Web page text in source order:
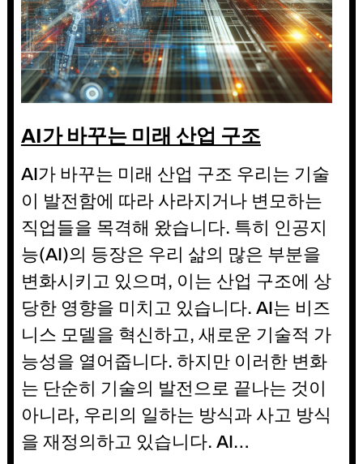
AI가 바꾸는 미래 산업 구조
AI가 바꾸는 미래 산업 구조 우리는 기술
이 발전함에 따라 사라지거나 변모하는
직업들을 목격해 왔습니다. 특히 인공지
능(AI)의 등장은 우리 삶의 많은 부분을
변화시키고 있으며, 이는 산업 구조에 상
당한 영향을 미치고 있습니다. AI는 비즈
니스 모델을 혁신하고, 새로운 기술적 가
능성을 열어줍니다. 하지만 이러한 변화
는 단순히 기술의 발전으로 끝나는 것이
아니라, 우리의 일하는 방식과 사고 방식
을 재정의하고 있습니다. AI…